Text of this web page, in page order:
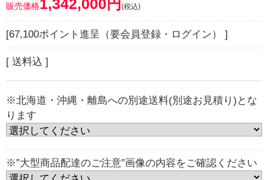
販売価格1,342,000円 (税込)
[67,100ポイント進呈（要会員登録・ログイン） ]
[ 送料込 ]
※北海道・沖縄・離島への別途送料(別途お見積り)とな
ります
※”大型商品配達のご注意”画像の内容をご確認ください